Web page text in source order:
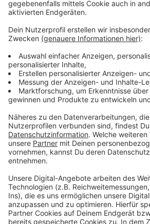
wie es sich bei dem Anbieter verhält.
Anzeige
Übersicht Regelungen an den
Anzeige
Flughafen Düsseldorf
Flughafen Köln/Bonn
Flughafen Weeze
Flughafen Münster/Osnabrück
Flughafen Paderborn-Lippstadt
Flughafen Dortmund